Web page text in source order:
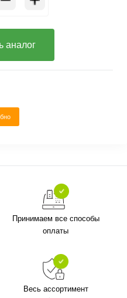
аналог
Принимаем все способы
оплаты
Весь ассортимент